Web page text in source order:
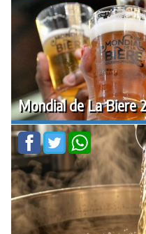
Mondial de La Biere